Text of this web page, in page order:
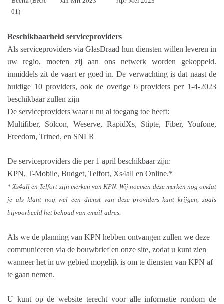
01)
Beschikbaarheid serviceproviders
Als serviceproviders via GlasDraad hun diensten willen leveren in
uw regio, moeten zij aan ons netwerk worden gekoppeld.
inmiddels zit de vaart er goed in. De verwachting is dat naast de
huidige 10 providers, ook de overige 6 providers per 1-4-2023
beschikbaar zullen zijn
De serviceproviders waar u nu al toegang toe heeft:
Multifiber, Solcon, Weserve, RapidXs, Stipte, Fiber, Youfone,
Freedom, Trined, en SNLR
De serviceproviders die per 1 april beschikbaar zijn:
KPN, T-Mobile, Budget, Telfort, Xs4all en Online.*
* Xs4all en Telfort zijn merken van KPN. Wij noemen deze merken nog omdat
je als klant nog wel een dienst van deze providers kunt krijgen, zoals
bijvoorbeeld het behoud van email-adres.
Als we de planning van KPN hebben ontvangen zullen we deze
communiceren via de bouwbrief en onze site, zodat u kunt zien
wanneer het in uw gebied mogelijk is om te diensten van KPN af
te gaan nemen.
U kunt op de website terecht voor alle informatie rondom de